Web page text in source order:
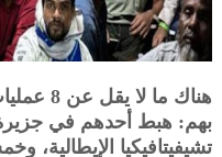
هناك ما
بهم: هبط أحدهم في
تشيفيتافيكيا الإيطالية،